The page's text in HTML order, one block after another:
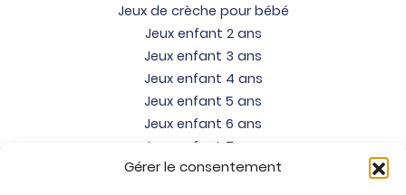
Gérer le consentement
Jeux de crèche pour bébé
Jeux enfant 2 ans
Jeux enfant 3 ans
Jeux enfant 4 ans
Jeux enfant 5 ans
Jeux enfant 6 ans
Jeux enfant 7 ans
Jeux enfant 8 ans